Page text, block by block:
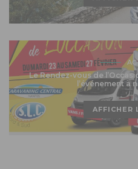
Le Rendez-vous de
l’événement à
AFFICHER